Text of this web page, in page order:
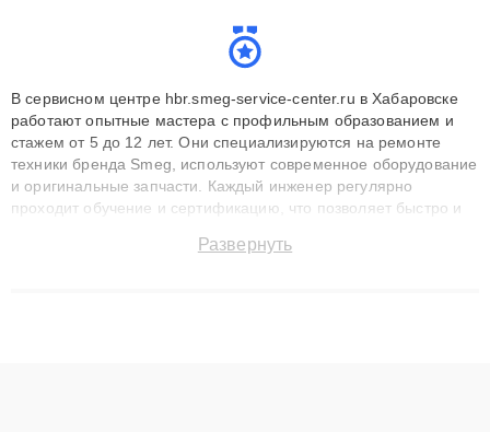
В сервисном центре hbr.smeg-service-center.ru в Хабаровске
работают опытные мастера с профильным образованием и
стажем от 5 до 12 лет. Они специализируются на ремонте
техники бренда Smeg, используют современное оборудование
и оригинальные запчасти. Каждый инженер регулярно
проходит обучение и сертификацию, что позволяет быстро и
сохранением гарантии до 3 лет. Наши мастера решают
Развернуть